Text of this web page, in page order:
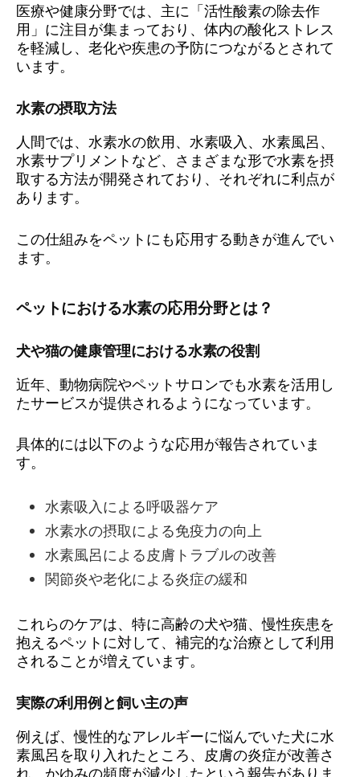
医療や健康分野では、主に「活性酸素の除去作
用」に注目が集まっており、体内の酸化ストレス
を軽減し、老化や疾患の予防につながるとされて
います。
水素の摂取方法
人間では、水素水の飲用、水素吸入、水素風呂、
水素サプリメントなど、さまざまな形で水素を摂
取する方法が開発されており、それぞれに利点が
あります。
この仕組みをペットにも応用する動きが進んでい
ます。
ペットにおける水素の応用分野とは？
犬や猫の健康管理における水素の役割
近年、動物病院やペットサロンでも水素を活用し
たサービスが提供されるようになっています。
具体的には以下のような応用が報告されていま
す。
水素吸入による呼吸器ケア
水素水の摂取による免疫力の向上
水素風呂による皮膚トラブルの改善
関節炎や老化による炎症の緩和
これらのケアは、特に高齢の犬や猫、慢性疾患を
抱えるペットに対して、補完的な治療として利用
されることが増えています。
実際の利用例と飼い主の声
例えば、慢性的なアレルギーに悩んでいた犬に水
素風呂を取り入れたところ、皮膚の炎症が改善さ